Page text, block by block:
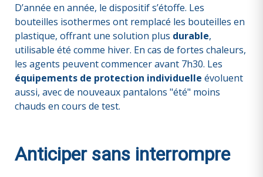
D’année en année, le dispositif s’étoffe. Les
bouteilles isothermes ont remplacé les bouteilles en
plastique, offrant une solution plus durable,
utilisable été comme hiver. En cas de fortes chaleurs,
les agents peuvent commencer avant 7h30. Les
équipements de protection individuelle évoluent
aussi, avec de nouveaux pantalons "été" moins
chauds en cours de test.
Anticiper sans interrompre